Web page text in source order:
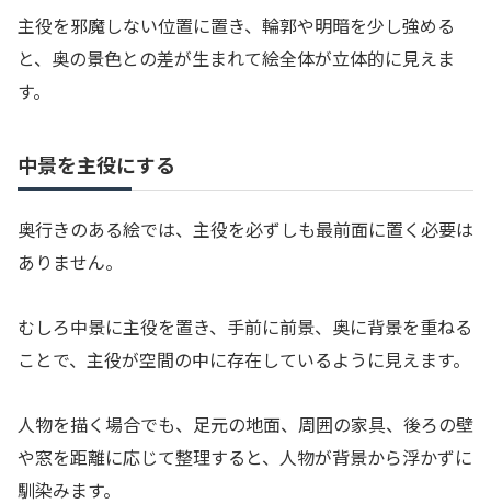
主役を邪魔しない位置に置き、輪郭や明暗を少し強める
と、奥の景色との差が生まれて絵全体が立体的に見えま
す。
中景を主役にする
奥行きのある絵では、主役を必ずしも最前面に置く必要は
ありません。
むしろ中景に主役を置き、手前に前景、奥に背景を重ねる
ことで、主役が空間の中に存在しているように見えます。
人物を描く場合でも、足元の地面、周囲の家具、後ろの壁
や窓を距離に応じて整理すると、人物が背景から浮かずに
馴染みます。